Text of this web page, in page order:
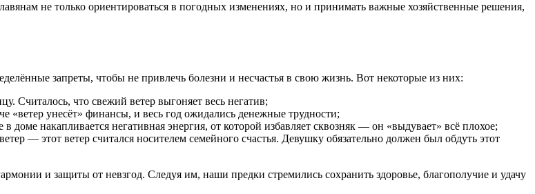
не только ориентироваться в погодных изменениях, но и принимать важные хозяйственные решения,
запреты, чтобы не привлечь болезни и несчастья в свою жизнь. Вот некоторые из них:
Считалось, что свежий ветер выгоняет весь негатив;
унесёт» финансы, и весь год ожидались денежные трудности;
накапливается негативная энергия, от которой избавляет сквозняк — он «выдувает» всё плохое;
— этот ветер считался носителем семейного счастья. Девушку обязательно должен был обдуть этот
и защиты от невзгод. Следуя им, наши предки стремились сохранить здоровье, благополучие и удачу